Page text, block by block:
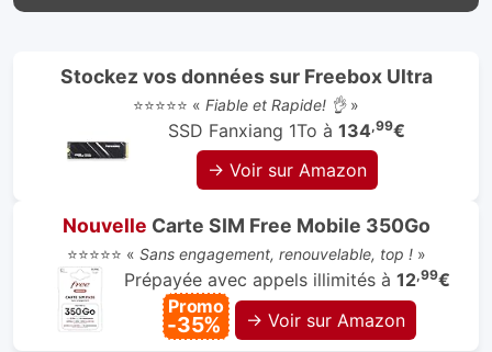
Stockez vos données sur Freebox Ultra
⭐⭐⭐⭐⭐ « Fiable et Rapide! 👌»
SSD Fanxiang 1To à 134,99€
→ Voir sur Amazon
Nouvelle Carte SIM Free Mobile 350Go
⭐⭐⭐⭐⭐ « Sans engagement, renouvelable, top !»
Prépayée avec appels illimités à 12,99€
Promo
-35% → Voir sur Amazon